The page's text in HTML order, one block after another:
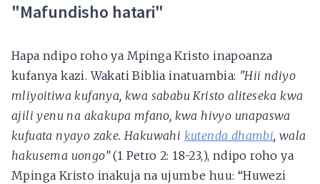
"Mafundisho hatari"
Hapa ndipo roho ya Mpinga Kristo inapoanza
kufanya kazi. Wakati Biblia inatuambia: "Hii ndiyo
mliyoitiwa kufanya, kwa sababu Kristo aliteseka kwa
ajili yenu na akakupa mfano, kwa hivyo unapaswa
kufuata nyayo zake. Hakuwahi kutenda dhambi, wala
hakusema uongo”(1 Petro 2: 18-23,), ndipo roho ya
Mpinga Kristo inakuja na ujumbe huu: “Huwezi